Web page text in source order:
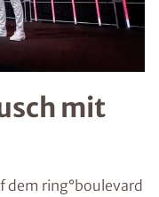
mit
dem ring°boulevard